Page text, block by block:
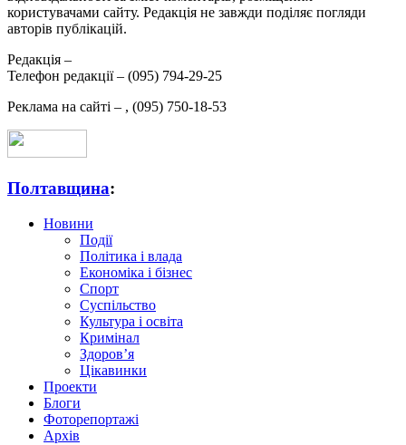
користувачами сайту. Редакція не завжди поділяє погляди
авторів публікацій.
Редакція –
Телефон редакції – (095) 794-29-25
Реклама на сайті – , (095) 750-18-53
Полтавщина:
Новини
Події
Політика і влада
Економіка і бізнес
Спорт
Суспільство
Культура і освіта
Кримінал
Здоров’я
Цікавинки
Проекти
Блоги
Фоторепортажі
Архів